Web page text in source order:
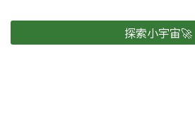
探索小宇宙🚀